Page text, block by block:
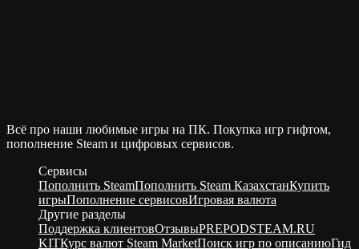
Всё про наши любимые игры на ПК. Покупка игр гифтом,
пополнение Steam и цифровых сервисов.
Сервисы
Пополнить SteamПополнить Steam КазахстанКупить
игрыПополнение сервисовИгровая валюта
Другие разделы
Поддержка клиентовОтзывыPREPODSTEAM.RU
KITКурс валют Steam MarketПоиск игр по описаниюГид